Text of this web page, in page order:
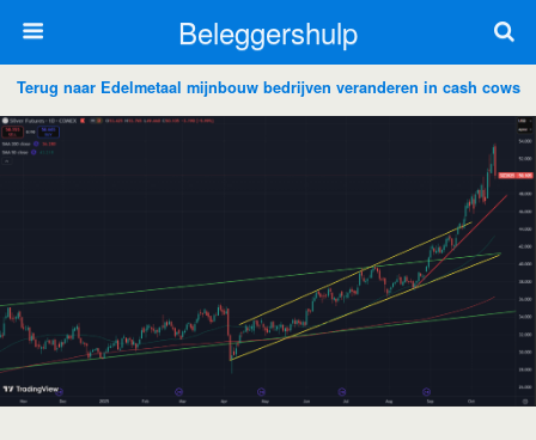
Beleggershulp
Terug naar Edelmetaal mijnbouw bedrijven veranderen in cash cows